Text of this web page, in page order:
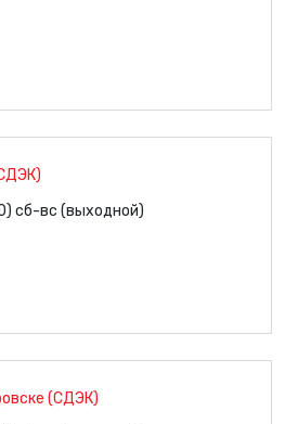
сб-вс (выходной)
(СДЭК)